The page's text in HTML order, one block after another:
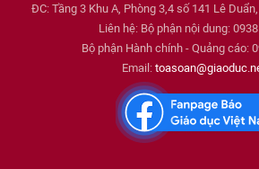
ĐC: Tầng 3 Khu A, Phòng 3,4 số 141 Lê
Liên hệ: Bộ phận nội dung:
Bộ phận Hành chính - Quảng cáo:
Email: